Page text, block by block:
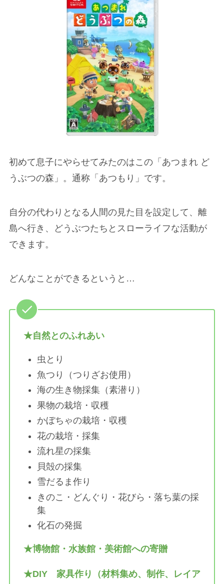
初めて息子にやらせてみたのはこの「あつまれ ど
うぶつの森」。通称「あつもり」です。
自分の代わりとなる人間の見た目を設定して、離
島へ行き、どうぶつたちとスローライフな活動が
できます。
どんなことができるというと…
★自然とのふれあい
虫とり
魚つり（つりざお使用）
海の生き物採集（素潜り）
果物の栽培・収穫
かぼちゃの栽培・収穫
花の栽培・採集
流れ星の採集
貝殻の採集
雪だるま作り
きのこ・どんぐり・花びら・落ち葉の採
集
化石の発掘
★博物館・水族館・美術館への寄贈
★DIY
家具作り（材料集め、制作、レイア